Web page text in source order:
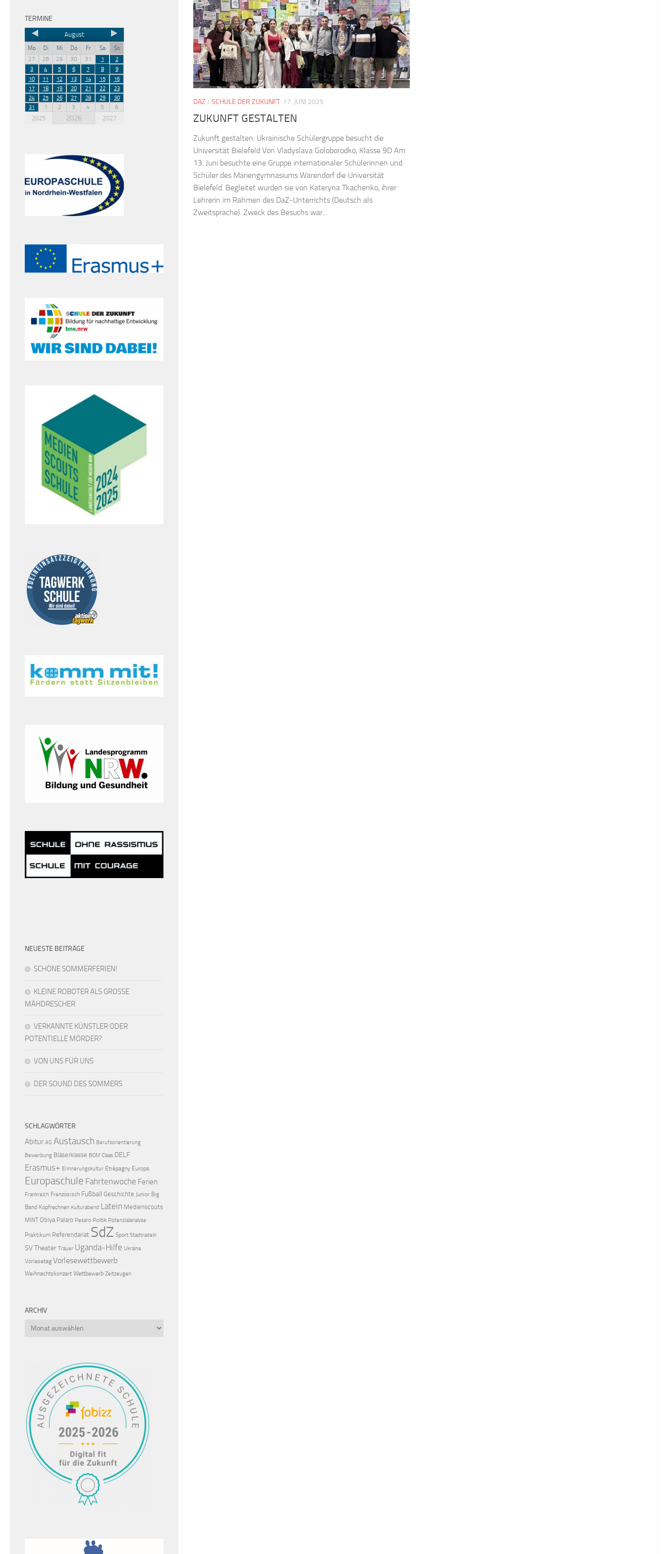
DAZ / SCHULE DER ZUKUNFT 17. JUNI 2025
ZUKUNFT GESTALTEN
Zukunft gestalten: Ukrainische Schülergruppe besucht die
Universität Bielefeld Von Vladyslava Goloborodko, Klasse 9D Am
13. Juni besuchte eine Gruppe internationaler Schülerinnen und
Schüler des Mariengymnasiums Warendorf die Universität
Bielefeld. Begleitet wurden sie von Kateryna Tkachenko, ihrer
Lehrerin im Rahmen des DaZ-Unterrichts (Deutsch als
Zweitsprache). Zweck des Besuchs war...
TERMINE
August
Mo Di Mi Do Fr Sa
So
27
28 29 30 31 1
2
3
4 5 6 7 8
9
10
11 12 13 14 15
16
17
18 19 20 21 22
23
24
25 26 27 28 29
30
31
1 2 3 4 5 6
2025 2026 2027
NEUESTE BEITRÄGE
SCHÖNE SOMMERFERIEN!
KLEINE ROBOTER ALS GROSSE
MÄHDRESCHER
VERKANNTE KÜNSTLER ODER
POTENTIELLE MÖRDER?
VON UNS FÜR UNS
DER SOUND DES SOMMERS
SCHLAGWÖRTER
Abitur AG Austausch Berufsorientierung
Bewerbung Bläserklasse BOM Claas DELF
Erasmus+ Erinnerungskultur Etrépagny Europa
Europaschule Fahrtenwoche Ferien
Frankreich Französisch Fußball Geschichte Junior Big
Band Kopfrechnen Kulturabend Latein Medienscouts
MINT Obiya Palaro Pesaro Politik Potenzialanalyse
Praktikum Referendariat SdZ Sport Stadtradeln
SVTheater Trauer Uganda-Hilfe Ukraine
Vorlesetag Vorlesewettbewerb
Weihnachtskonzert Wettbewerb Zeitzeugen
ARCHIV